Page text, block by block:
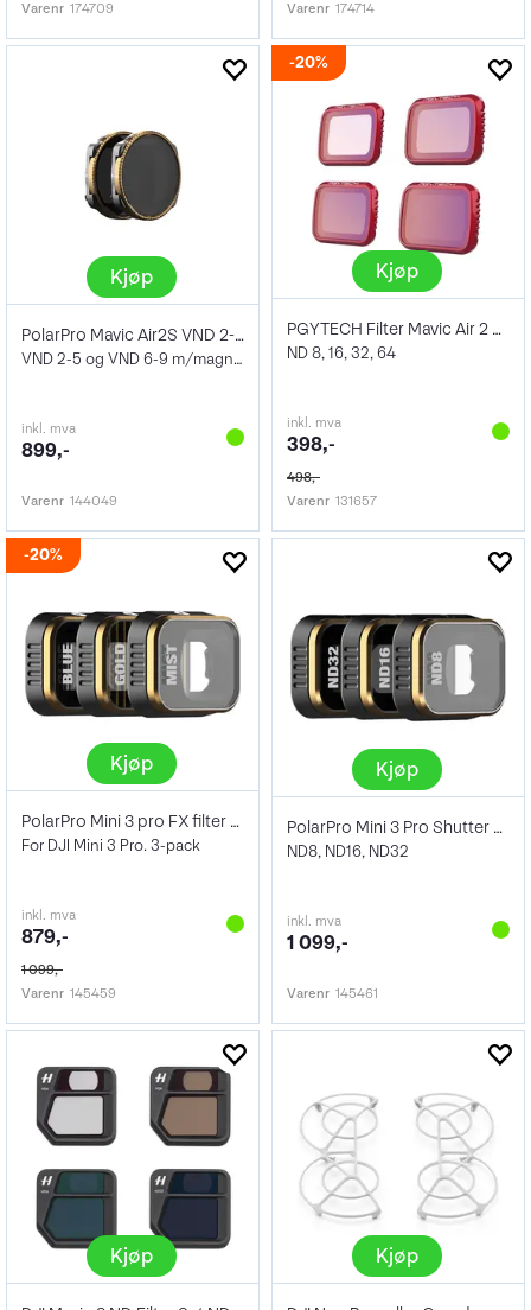
Varenr 174709 Varenr 174714
Kjøp
PolarPro Mavic Air2S VND 2-Pack
VND 2-5 og VND 6-9 m/magnetisk etui
inkl. mva
899,-
Varenr 144049
20%
Kjøp
PGYTECH Filter Mavic Air 2 ND SET
ND 8, 16, 32, 64
inkl. mva
398,-
498,-
Varenr 131657
20%
Kjøp
PolarPro Mini 3 pro FX filter Kit
For DJI Mini 3 Pro. 3-pack
inkl. mva
879,-
1 099,-
Varenr 145459
Kjøp
PolarPro Mini 3 Pro Shutter Collection
ND8, ND16, ND32
inkl. mva
1 099,-
Varenr 145461
Kjøp Kjøp